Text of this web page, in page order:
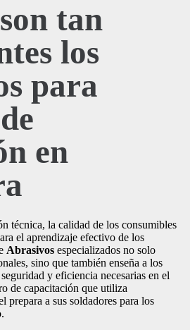
tan
los
para
en
técnica, la calidad de los consumibles
el aprendizaje efectivo de los
Abrasivos especializados no solo
sino que también enseña a los
y eficiencia necesarias en el
de capacitación que utiliza
prepara a sus soldadores para los